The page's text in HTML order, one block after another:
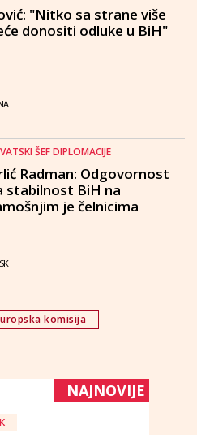
"Nitko sa strane više
donositi odluke u BiH"
ŠEF DIPLOMACIJE
Radman: Odgovornost
stabilnost BiH na
je čelnicima
komisija
NAJNOVIJE